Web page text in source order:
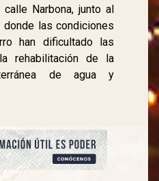
Narbona, junto al
donde las condiciones
han dificultado las
rehabilitación de la
de agua y